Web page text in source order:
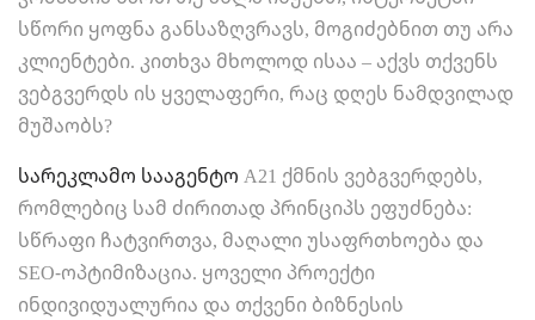
სწორი ყოფნა განსაზღვრავს, მოგიძებნით თუ არა
კლიენტები. კითხვა მხოლოდ ისაა – აქვს თქვენს
ვებგვერდს ის ყველაფერი, რაც დღეს ნამდვილად
მუშაობს?
სარეკლამო სააგენტო A21 ქმნის ვებგვერდებს,
რომლებიც სამ ძირითად პრინციპს ეფუძნება:
სწრაფი ჩატვირთვა, მაღალი უსაფრთხოება და
SEO-ოპტიმიზაცია. ყოველი პროექტი
ინდივიდუალურია და თქვენი ბიზნესის